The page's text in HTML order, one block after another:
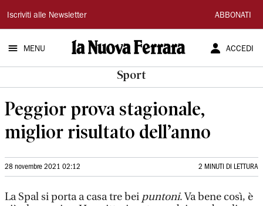
La
Nuova
Ferrara
Iscriviti alle Newsletter ABBONATI
MENU ACCEDI
Sport
Peggior prova stagionale,
miglior risultato dell’anno
28 novembre 2021 02:12 2 MINUTI DI LETTURA
La Spal si porta a casa tre bei puntoni. Va bene così, è